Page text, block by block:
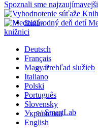
Služby
Prehľad služieb
SmartLab
Spoznali sme
knižnici
Deutsch
Français
Magyar
Italiano
Polski
Português
Slovensky
Українська
English